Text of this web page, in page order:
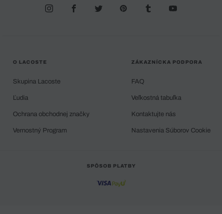
O LACOSTE
Skupina Lacoste
Ľudia
Ochrana obchodnej značky
Vernostný Program
ZÁKAZNÍCKA PODPORA
FAQ
Veľkostná tabuľka
Kontaktujte nás
Nastavenia Súborov Cookie
SPÔSOB PLATBY